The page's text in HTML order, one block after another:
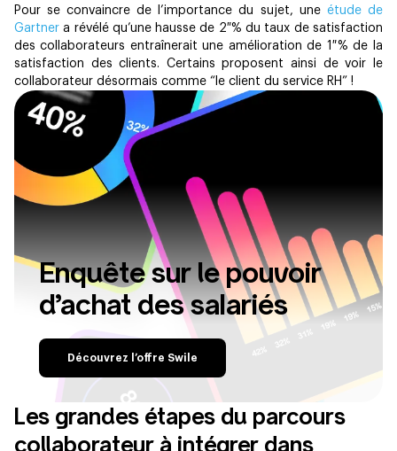
Pour se convaincre de l’importance du sujet, une étude de
Gartnera révélé qu’une hausse de 2 % du taux de satisfaction
des collaborateurs entraînerait une amélioration de 1 % de la
satisfaction des clients. Certains proposent ainsi de voir le
collaborateur désormais comme “le client du service RH” !
Enquête sur le pouvoir
d’achat des salariés
Découvrez l’offre Swile
Les grandes étapes du parcours
collaborateur à intégrer dans